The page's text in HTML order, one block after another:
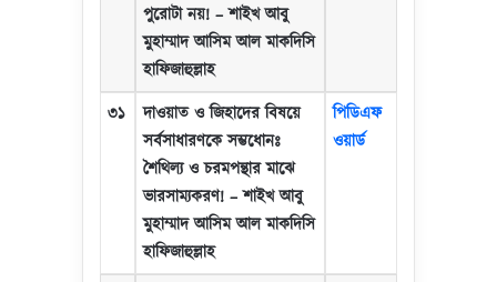
পুরোটা নয়! –শাইখ আবু
মুহাম্মাদ আসিম আল মাকদিসি
হাফিজাহুল্লাহ
৩১
দাওয়াত ও জিহাদের বিষয়ে
সর্বসাধারণকে সম্ভধোনঃ
শৈথিল্য ও চরমপন্থার মাঝে
ভারসাম্যকরণ! –শাইখ আবু
মুহাম্মাদ আসিম আল মাকদিসি
হাফিজাহুল্লাহ
পিডিএফ
ওয়ার্ড